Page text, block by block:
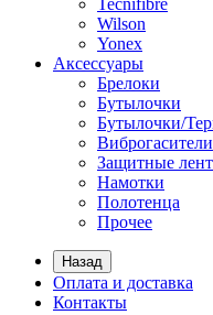
Tecnifibre
Wilson
Yonex
Аксессуары
Брелоки
Бутылочки
Бутылочки/
Виброгасители
Защитные
Намотки
Полотенца
Прочее
Назад
Оплата и доставка
Контакты